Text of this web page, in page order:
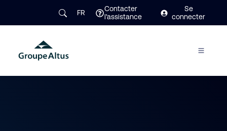
FR
Contacter
l'assistance
Se
connecter